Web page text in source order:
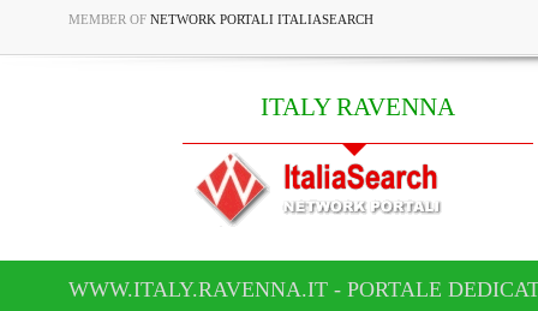
MEMBER OF NETWORK PORTALI ITALIASEARCH
ITALY RAVENNA
WWW.ITALY.RAVENNA.IT - PORTALE